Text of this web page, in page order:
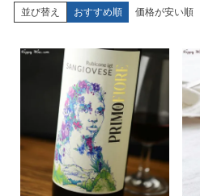
並び替え おすすめ順 価格が安い順